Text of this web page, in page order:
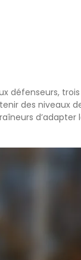
défenseurs,
des niveaux
d’adapter